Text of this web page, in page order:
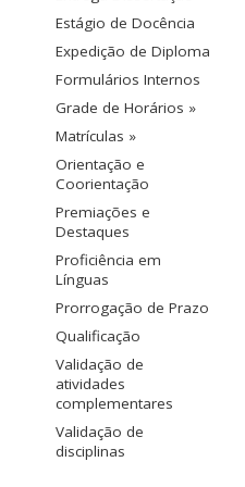
Estágio de Docência
Expedição de Diploma
Formulários Internos
Grade de Horários »
Matrículas »
Orientação e
Coorientação
Premiações e
Destaques
Proficiência em
Línguas
Prorrogação de Prazo
Qualificação
Validação de
atividades
complementares
Validação de
disciplinas